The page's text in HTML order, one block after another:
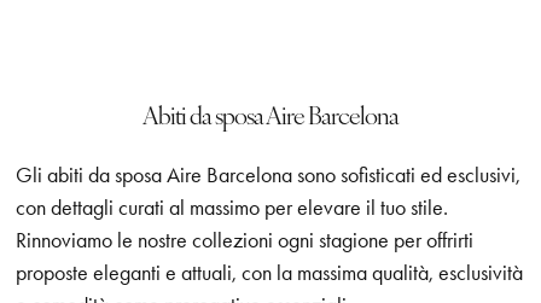
Abiti da sposa Aire Barcelona
Gli abiti da sposa Aire Barcelona sono sofisticati ed esclusivi,
con dettagli curati al massimo per elevare il tuo stile.
Rinnoviamo le nostre collezioni ogni stagione per offrirti
proposte eleganti e attuali, con la massima qualità, esclusività